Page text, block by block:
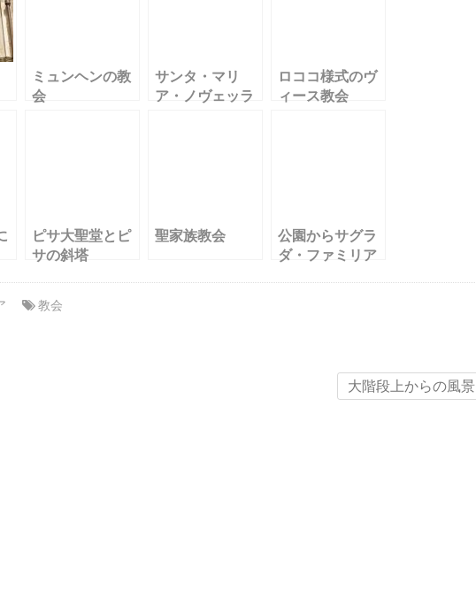
ミュンヘンの教
会
サンタ・マリ
ア・ノヴェッラ
ロココ様式のヴ
ィース教会
ピサ大聖堂とピ
サの斜塔
聖家族教会
公園からサグラ
ダ・ファミリア
教会
大階段上からの風景